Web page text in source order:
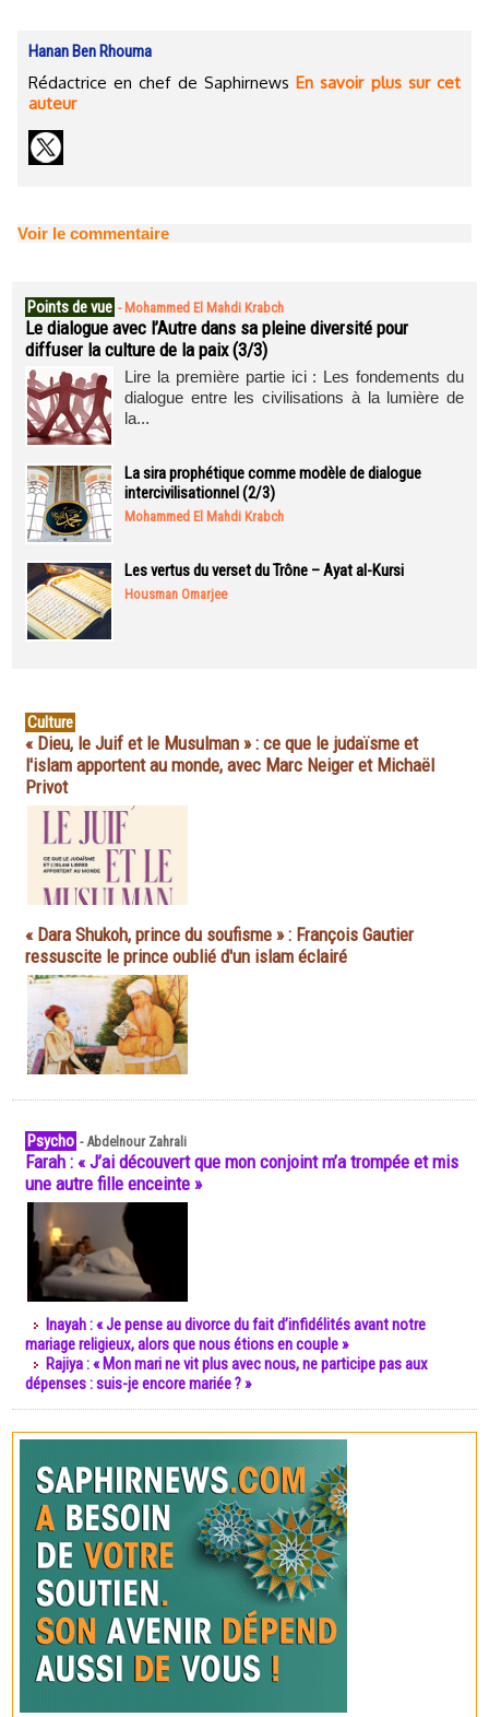
Hanan Ben Rhouma
Rédactrice en chef de SaphirnewsEn savoir plus sur cet
auteur
Voir le commentaire
Points de vue - Mohammed El Mahdi Krabch
Le dialogue avec l’Autre dans sa pleine diversité pour
diffuser la culture de la paix (3/3)
Lire la première partie ici : Les fondements du
dialogue entre les civilisations à la lumière de
la...
La sira prophétique comme modèle de dialogue
intercivilisationnel (2/3)
Mohammed El Mahdi Krabch
Les vertus du verset du Trône – Ayat al-Kursi
Housman Omarjee
Culture
« Dieu, le Juif et le Musulman » : ce que le judaïsme et
l'islam apportent au monde, avec Marc Neiger et Michaël
Privot
« Dara Shukoh, prince du soufisme » : François Gautier
ressuscite le prince oublié d'un islam éclairé
Psycho -Abdelnour Zahrali
Farah : « J’ai découvert que mon conjoint m’a trompée et mis
une autre fille enceinte »
Inayah : « Je pense au divorce du fait d’infidélités avant notre
mariage religieux, alors que nous étions en couple »
Rajiya : « Mon mari ne vit plus avec nous, ne participe pas aux
dépenses : suis-je encore mariée ? »